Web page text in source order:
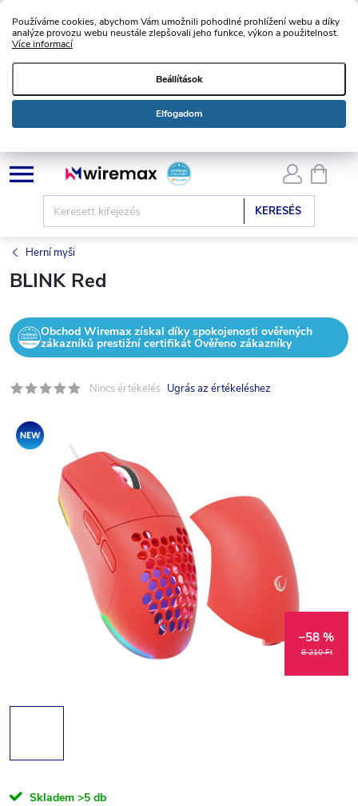
Používáme cookies, abychom Vám umožnili pohodlné prohlížení webu a díky
analýze provozu webu neustále zlepšovali jeho funkce, výkon a použitelnost.
Více informací
Beállítások
Elfogadom
Ugrás
KERESÉS
Herní myši
BLINK Red
Obchod Wiremax získal díky spokojenosti ověřených
zákazníků prestižní certifikát Ověřeno zákazníky
Nincs értékelés Ugrás az értékeléshez
Akció
8 210 Ft
–58 %
Skladem >5 db